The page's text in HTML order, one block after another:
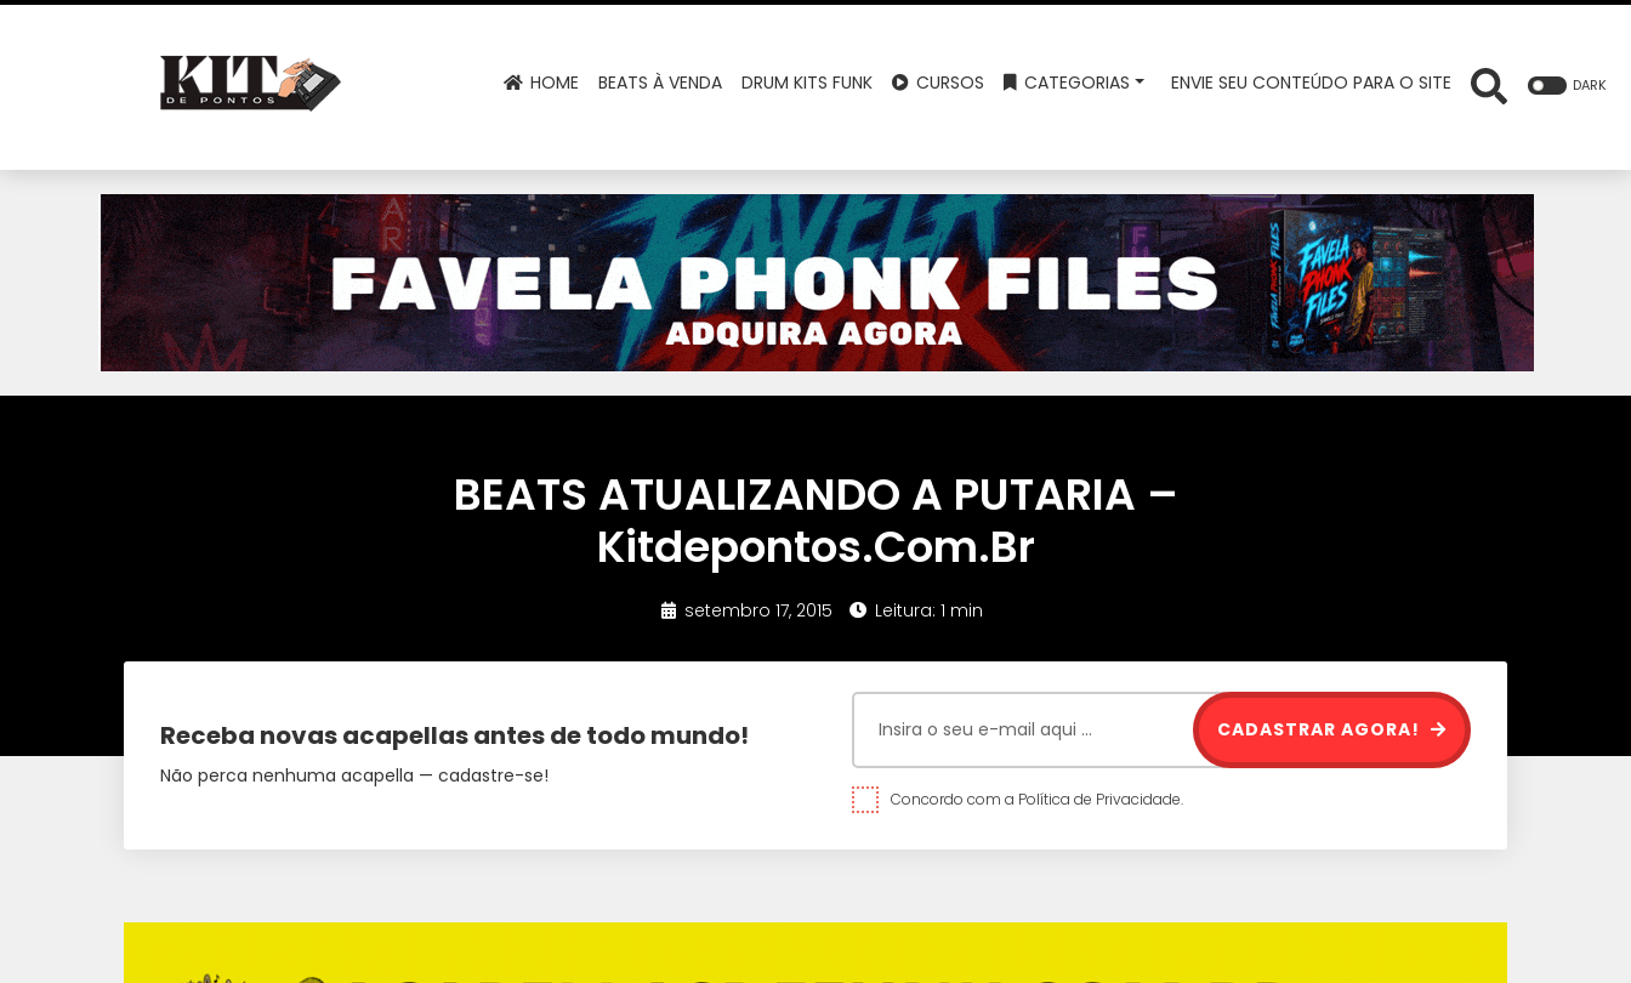
HOME BEATS À VENDA DRUM KITS FUNK CURSOS CATEGORIAS ENVIE SEU CONTEÚDO PARA O SITE DARK
BEATS ATUALIZANDO A PUTARIA –
Kitdepontos.Com.Br
setembro 17, 2015 Leitura: 1 min
Receba novas acapellas antes de todo mundo!
Não perca nenhuma acapella — cadastre-se!
Concordo com a Política de Privacidade.
CADASTRAR AGORA!